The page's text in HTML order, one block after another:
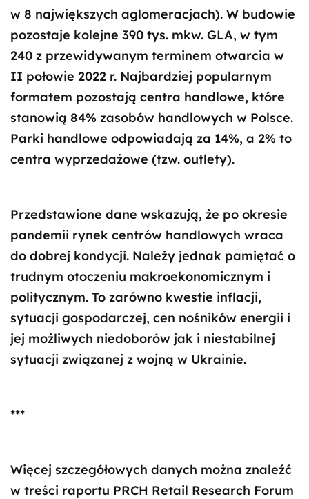
w 8 największych aglomeracjach). W budowie
pozostaje kolejne 390 tys. mkw. GLA, w tym
240 z przewidywanym terminem otwarcia w
II połowie 2022 r. Najbardziej popularnym
formatem pozostają centra handlowe, które
stanowią 84% zasobów handlowych w Polsce.
Parki handlowe odpowiadają za 14%, a 2% to
centra wyprzedażowe (tzw. outlety).
Przedstawione dane wskazują, że po okresie
pandemii rynek centrów handlowych wraca
do dobrej kondycji. Należy jednak pamiętać o
trudnym otoczeniu makroekonomicznym i
politycznym. To zarówno kwestie inflacji,
sytuacji gospodarczej, cen nośników energii i
jej możliwych niedoborów jak i niestabilnej
sytuacji związanej z wojną w Ukrainie.
***
Więcej szczegółowych danych można znaleźć
w treści raportu PRCH Retail Research Forum